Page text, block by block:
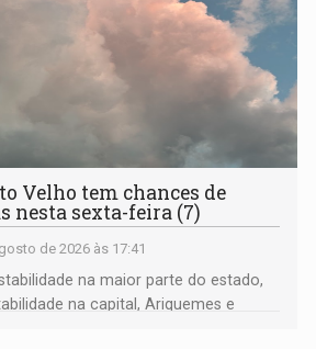
Velho tem chances de
nesta sexta-feira (7)
de 2026 às 17:41
na maior parte do estado,
na capital, Ariquemes e